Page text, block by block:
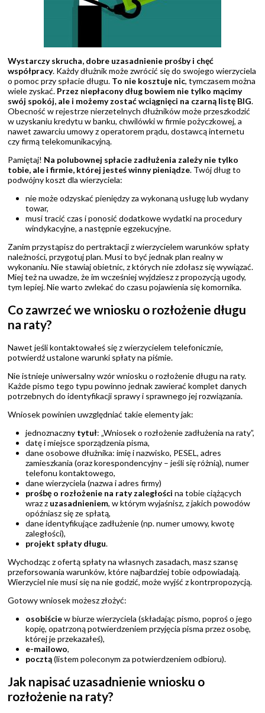
Wystarczy skrucha, dobre uzasadnienie prośby i chęć
współpracy. Każdy dłużnik może zwrócić się do swojego wierzyciela
o pomoc przy spłacie długu. To nie kosztuje nic, tymczasem można
wiele zyskać. Przez niepłacony dług bowiem nie tylko mącimy
swój spokój, ale i możemy zostać wciągnięci na czarną listę BIG.
Obecność w rejestrze nierzetelnych dłużników może przeszkodzić
w uzyskaniu kredytu w banku, chwilówki w firmie pożyczkowej, a
nawet zawarciu umowy z operatorem prądu, dostawcą internetu
czy firmą telekomunikacyjną.
Pamiętaj! Na polubownej spłacie zadłużenia zależy nie tylko
tobie, ale i firmie, której jesteś winny pieniądze. Twój dług to
podwójny koszt dla wierzyciela:
nie może odzyskać pieniędzy za wykonaną usługę lub wydany
towar,
musi tracić czas i ponosić dodatkowe wydatki na procedury
windykacyjne, a następnie egzekucyjne.
Zanim przystąpisz do pertraktacji z wierzycielem warunków spłaty
należności, przygotuj plan. Musi to być jednak plan realny w
wykonaniu. Nie stawiaj obietnic, z których nie zdołasz się wywiązać.
Miej też na uwadze, że im wcześniej wyjdziesz z propozycją ugody,
tym lepiej. Nie warto zwlekać do czasu pojawienia się komornika.
Co zawrzeć we wniosku o rozłożenie długu
na raty?
Nawet jeśli kontaktowałeś się z wierzycielem telefonicznie,
potwierdź ustalone warunki spłaty na piśmie.
Nie istnieje uniwersalny wzór wniosku o rozłożenie długu na raty.
Każde pismo tego typu powinno jednak zawierać komplet danych
potrzebnych do identyfikacji sprawy i sprawnego jej rozwiązania.
Wniosek powinien uwzględniać takie elementy jak:
jednoznaczny tytuł: „Wniosek o rozłożenie zadłużenia na raty”,
datę i miejsce sporządzenia pisma,
dane osobowe dłużnika: imię i nazwisko, PESEL, adres
zamieszkania (oraz korespondencyjny – jeśli się różnią), numer
telefonu kontaktowego,
dane wierzyciela (nazwa i adres firmy)
prośbę o rozłożenie na raty zaległości na tobie ciążących
wraz z uzasadnieniem, w którym wyjaśnisz, z jakich powodów
opóźniasz się ze spłatą,
dane identyfikujące zadłużenie (np. numer umowy, kwotę
zaległości),
projekt spłaty długu.
Wychodząc z ofertą spłaty na własnych zasadach, masz szansę
przeforsowania warunków, które najbardziej tobie odpowiadają.
Wierzyciel nie musi się na nie godzić, może wyjść z kontrpropozycją.
Gotowy wniosek możesz złożyć:
osobiściew biurze wierzyciela (składając pismo, poproś o jego
kopię, opatrzoną potwierdzeniem przyjęcia pisma przez osobę,
której je przekazałeś),
e-mailowo,
pocztą(listem poleconym za potwierdzeniem odbioru).
Jak napisać uzasadnienie wniosku o
rozłożenie na raty?